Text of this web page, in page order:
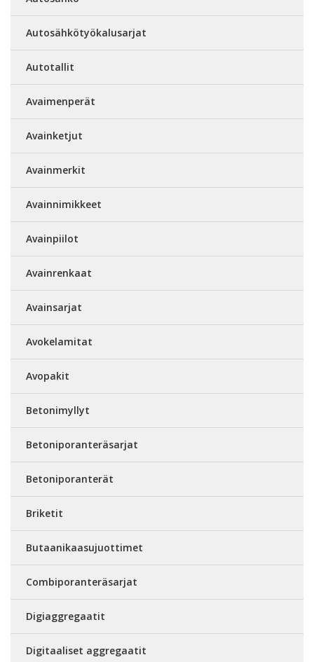
Autosähkötyökalusarjat
Autotallit
Avaimenperät
Avainketjut
Avainmerkit
Avainnimikkeet
Avainpiilot
Avainrenkaat
Avainsarjat
Avokelamitat
Avopakit
Betonimyllyt
Betoniporanteräsarjat
Betoniporanterät
Briketit
Butaanikaasujuottimet
Combiporanteräsarjat
Digiaggregaatit
Digitaaliset aggregaatit